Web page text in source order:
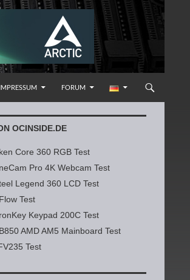
IMPRESSUM FORUM
OCINSIDE.DE
Core 360 RGB Test
Pro 4K Webcam Test
Legend 360 LCD Test
Test
Keypad 200C Test
AMD AM5 Mainboard Test
Test